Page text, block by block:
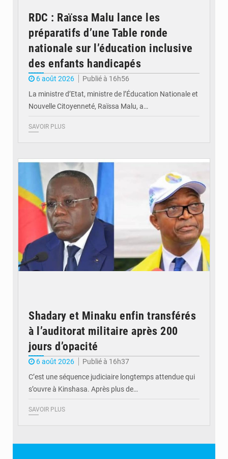
RDC : Raïssa Malu lance les
préparatifs d’une Table ronde
nationale sur l’éducation inclusive
des enfants handicapés
6 août 2026
Publié à 16h56
La ministre d’Etat, ministre de l’Éducation Nationale et
Nouvelle Citoyenneté, Raïssa Malu, a…
SAVOIR PLUS
Shadary et Minaku enfin transférés
à l’auditorat militaire après 200
jours d’opacité
6 août 2026
Publié à 16h37
C’est une séquence judiciaire longtemps attendue qui
s’ouvre à Kinshasa. Après plus de…
SAVOIR PLUS